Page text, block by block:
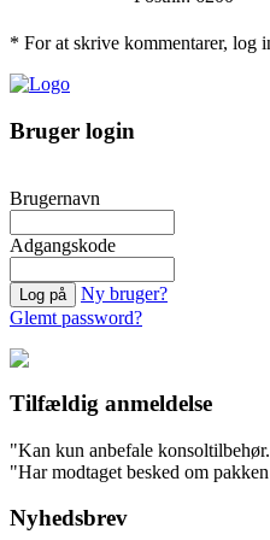
* For at skrive kommentarer, log
Bruger login
Brugernavn
Adgangskode
Ny bruger?
Glemt password?
Tilfældig anmeldelse
"Kan kun anbefale
"Har modtaget besked om
Nyhedsbrev